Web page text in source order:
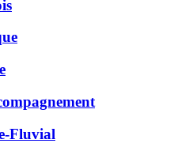
Fluvial